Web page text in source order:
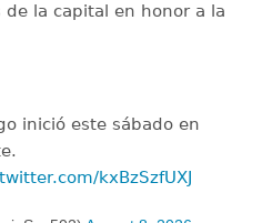
de la capital en honor a la
inició este sábado en
kxBzSzfUXJ